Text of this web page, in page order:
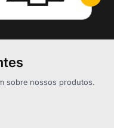
sobre nossos produtos.